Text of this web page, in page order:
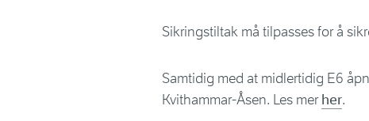
Sikringstiltak må tilpasses for å
Samtidig med at midlertidig E6
Kvithammar-Åsen. Les merher.